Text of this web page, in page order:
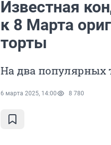
Известная
к 8 Марта
торты
На два популярных
6 марта 2025, 14:00 8 780